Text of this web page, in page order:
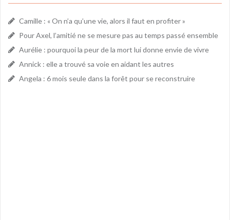
Camille : « On n’a qu’une vie, alors il faut en profiter »
Pour Axel, l’amitié ne se mesure pas au temps passé ensemble
Aurélie : pourquoi la peur de la mort lui donne envie de vivre
Annick : elle a trouvé sa voie en aidant les autres
Angela : 6 mois seule dans la forêt pour se reconstruire